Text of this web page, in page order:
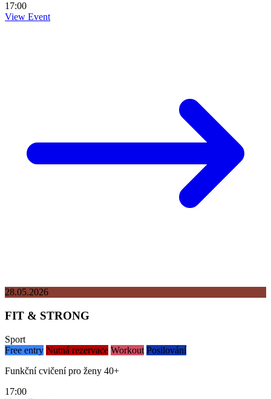
17:00
View Event
28.05.2026
FIT & STRONG
Sport
Free entry Nutná rezervace Workout Posilování
Funkční cvičení pro ženy 40+
17:00